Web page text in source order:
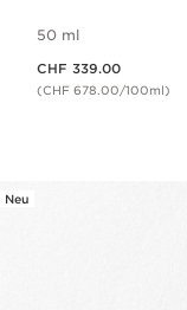
50 ml
CHF 339.00
(CHF 678.00/100ml)
Neu